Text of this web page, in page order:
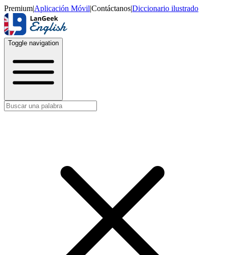
Premium|Aplicación Móvil|Contáctanos|Diccionario ilustrado
Toggle navigation